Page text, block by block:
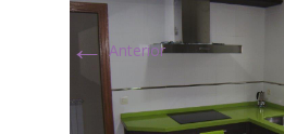
←Anterior